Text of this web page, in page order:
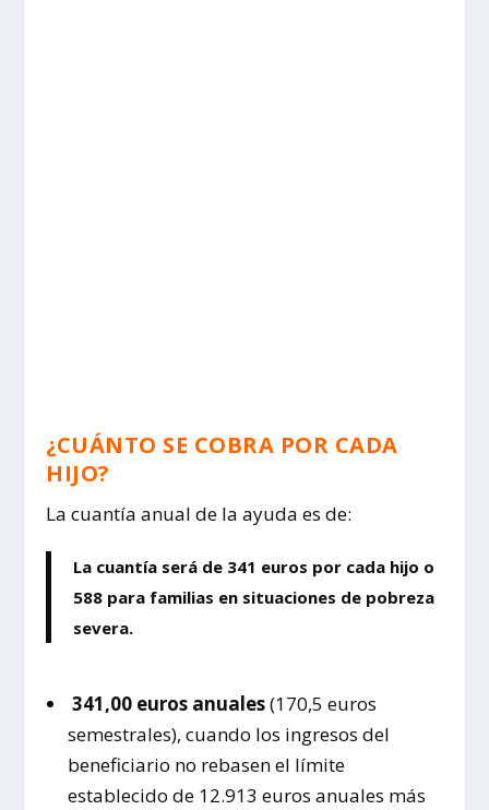
¿CUÁNTO SE COBRA POR CADA
HIJO?
La cuantía anual de la ayuda es de:
La cuantía será de 341 euros por cada hijo o
588 para familias en situaciones de pobreza
severa.
341,00 euros anuales(170,5 euros
semestrales), cuando los ingresos del
beneficiario no rebasen el límite
establecido de 12.913 euros anuales más